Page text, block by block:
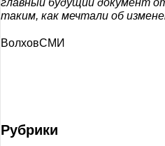
таким, как мечтали об
ВолховСМИ
Рубрики